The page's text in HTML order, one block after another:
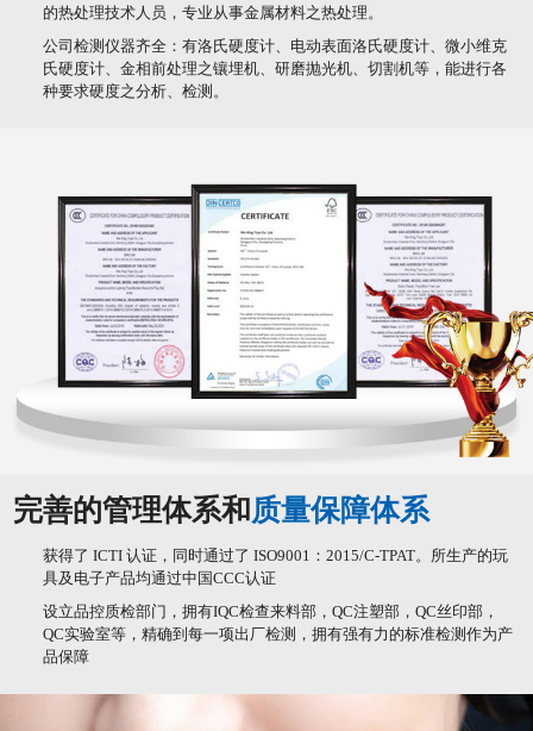
的热处理技术人员，专业从事金属材料之热处理。
公司检测仪器齐全：有洛氏硬度计、电动表面洛氏硬度计、微小维克
氏硬度计、金相前处理之镶埋机、研磨抛光机、切割机等，能进行各
种要求硬度之分析、检测。
完善的管理体系和质量保障体系
获得了 ICTI 认证，同时通过了 ISO9001：2015/C-TPAT。所生产的玩
具及电子产品均通过中国CCC认证
设立品控质检部门，拥有IQC检查来料部，QC注塑部，QC丝印部，
QC实验室等，精确到每一项出厂检测，拥有强有力的标准检测作为产
品保障